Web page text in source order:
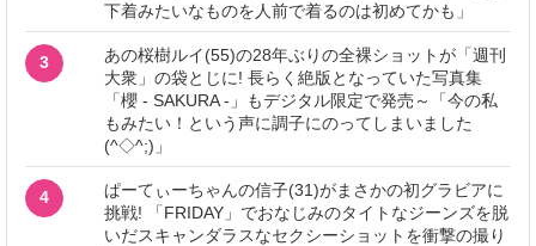
下着みたいなものを人前で着るのは初めてかも」
3
あの桜樹ルイ(55)の28年ぶりの全裸ショットが「週刊
大衆」の袋とじに! 長らく絶版となっていた写真集
「櫻 - SAKURA -」もデジタル限定で発売～「今の私
もみたい！という声に調子にのってしまいました
(^◇^;)」
4
ぱーてぃーちゃんの信子(31)がまさかの初グラビアに
挑戦! 「FRIDAY」でおなじみのタイトなジーンズを脱
いだスキャンダラスなセクシーショットを衝撃の撮り